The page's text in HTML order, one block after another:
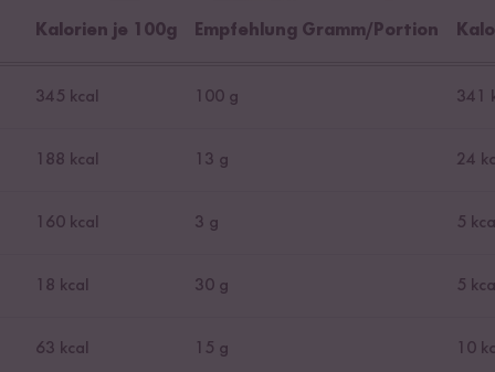
Kalorien je 100g Empfehlung Gramm/Portion
345 kcal 100 g 341
188 kcal 13 g 24
160 kcal 3 g 5
18 kcal 30 g 5
63 kcal 15 g 10